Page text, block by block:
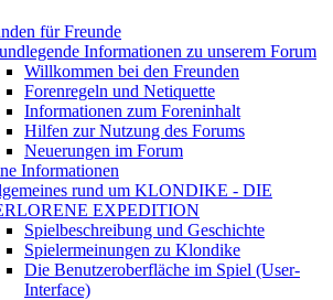
für Freunde
Informationen zu unserem Forum
Willkommen bei den Freunden
Forenregeln und Netiquette
Informationen zum Foreninhalt
Hilfen zur Nutzung des Forums
Neuerungen im Forum
Informationen
rund um KLONDIKE - DIE
EXPEDITION
Spielbeschreibung und Geschichte
Spielermeinungen zu Klondike
Die Benutzeroberfläche im Spiel (User-
Interface)